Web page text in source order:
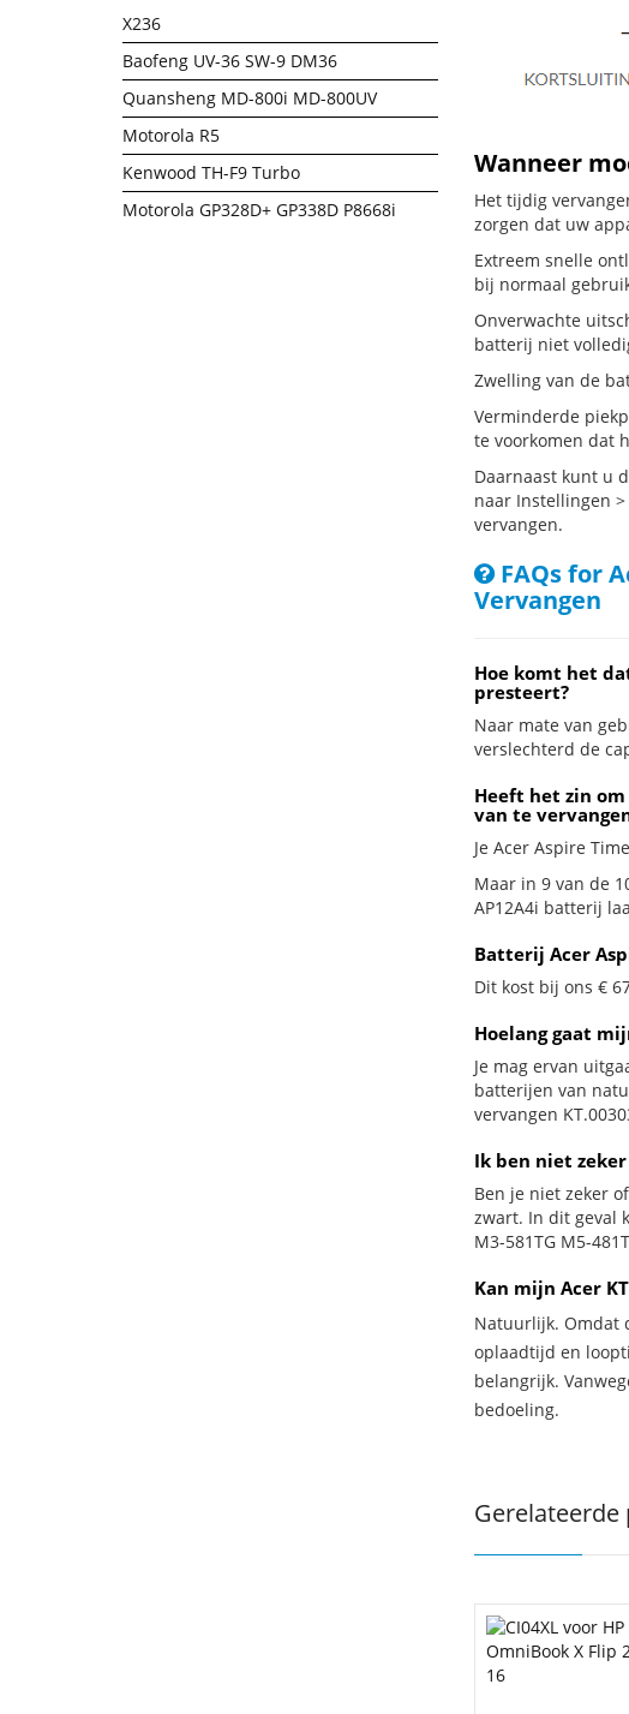
X236
Baofeng UV-36 SW-9 DM36
Quansheng MD-800i MD-800UV
Motorola R5
Kenwood TH-F9 Turbo
Motorola GP328D+ GP338D P8668i
Wanneer
Het tijdig
zorgen dat uw
Extreem snelle
bij normaal
Onverwachte
batterij niet
Zwelling van de
Verminderde
te voorkomen dat
Daarnaast kunt u
naar Instellingen
vervangen.
FAQs for
Vervangen
Hoe komt het
presteert?
Naar mate van
verslechterd de
Heeft het zin
van te
Je Acer Aspire
Maar in 9 van de
AP12A4i batterij
Batterij Acer
Dit kost bij ons €
Hoelang gaat
Je mag ervan
batterijen van
vervangen
Ik ben niet
Ben je niet zeker
zwart. In dit geval
M3-581TG M5-
Kan mijn Acer
Natuurlijk. Omdat
oplaadtijd en
belangrijk.
bedoeling.